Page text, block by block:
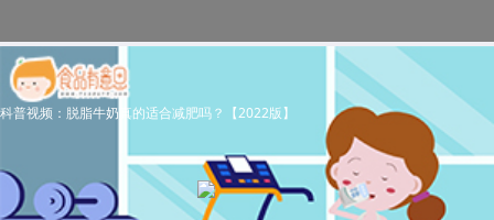
科普视频：脱脂牛奶真的适合减肥吗？【2022版】